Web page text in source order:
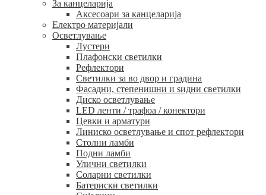
За канцеларија
Аксесоари за канцеларија
Електро материјали
Осветлување
Лустери
Плафонски светилки
Рефлектори
Светилки за во двор и градина
Фасадни, степенишни и ѕидни светилки
Диско осветлување
LED ленти / трафоа / конектори
Цевки и арматури
Линиско осветлување и спот рефлектори
Столни ламби
Подни ламби
Улични светилки
Соларни светилки
Батериски светилки